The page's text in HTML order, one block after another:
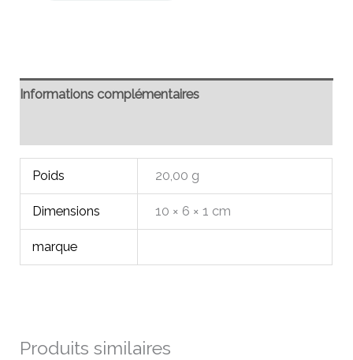
Informations complémentaires
Poids 20,00 g
Dimensions 10 × 6 × 1 cm
marque
Produits similaires